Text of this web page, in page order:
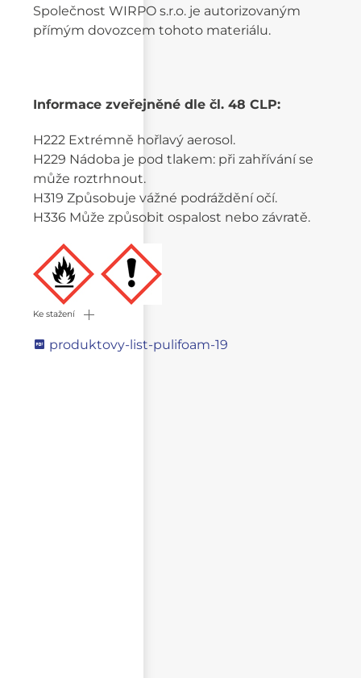
Společnost WIRPO s.r.o. je autorizovaným
přímým dovozcem tohoto materiálu.
Informace zveřejněné dle čl. 48 CLP:
H222 Extrémně hořlavý aerosol.
H229 Nádoba je pod tlakem: při zahřívání se
může roztrhnout.
H319 Způsobuje vážné podráždění očí.
H336 Může způsobit ospalost nebo závratě.
Ke stažení
produktovy-list-pulifoam-19